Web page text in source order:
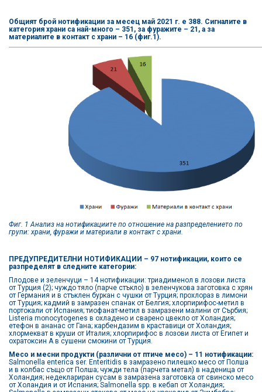
Общият брой нотификации за месец май 2021 г. е 388. Сигналите в
категория храни са най-много – 351, за фуражите – 21, а за
материалите в контакт с храни – 16 (фиг.1).
Фиг. 1 Анализ на нотификациите по отношение на разпределението по
групи: храни, фуражи и материали в контакт с храни.
ПРЕДУПРЕДИТЕЛНИ НОТИФИКАЦИИ – 97 нотификации, които се
разпределят в следните категории:
Плодове и зеленчуци – 14 нотификации: триадименол в лозови листа
от Турция (2); чуждо тяло (парче стъкло) в зеленчукова заготовка с хрян
от Германия и в стъклен буркан с чушки от Турция; прохлораз в лимони
от Турция; кадмий в замразен спанак от Белгия; хлорпирифос-метил в
портокали от Испания; тиофанат-метил в замразени малини от Сърбия;
Listeria monocytogenes в охладено и сварено цвекло от Холандия;
етефон в ананас от Гана; карбендазим в краставици от Холандия;
хлормекват в круши от Италия; хлорпирифос в лозови листа от Египет и
охратоксин А в сушени смокини от Турция.
Месо и месни продукти (различни от птиче месо) – 11 нотификации:
Salmonella enterica ser. Enteritidis в замразено пилешко месо от Полша
и в колбас също от Полша; чужди тела (парчета метал) в наденица от
Холандия; недеклариран сусам в замразена заготовка от свинско месо
от Холандия и от Испания; Salmonella spp. в кебап от Холандия;